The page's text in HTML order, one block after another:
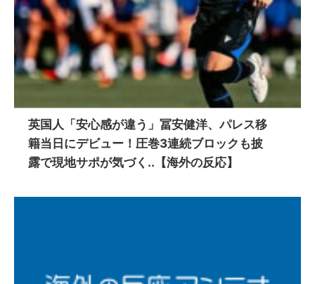
英国人「安心感が違う」冨安健洋、パレス移
籍当日にデビュー！圧巻3連続ブロックも披
露で現地サポが気づく..【海外の反応】